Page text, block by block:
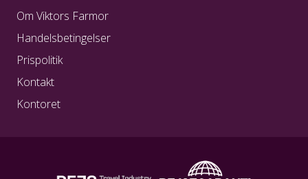
Om Viktors Farmor
Handelsbetingelser
Prispolitik
Kontakt
Kontoret